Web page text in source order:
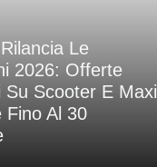
Le
2026: Offerte
Su Scooter E Maxi
Fino Al 30